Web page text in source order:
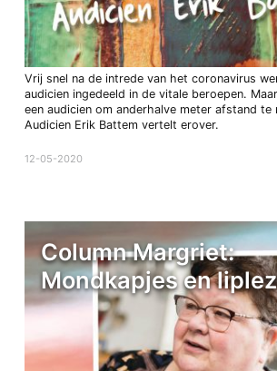
Vrij snel na de intrede van het coronavirus
audicien ingedeeld in de vitale beroepen.
een audicien om anderhalve meter afstand te
Audicien Erik Battem vertelt erover.
12-05-2020
Column Margriet:
Mondkapjes en